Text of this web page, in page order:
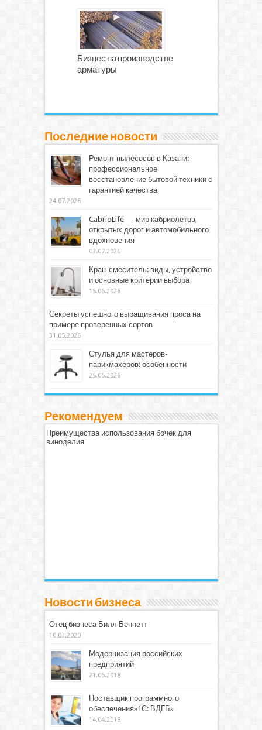
Бизнес на производстве
арматуры
Последние новости
Ремонт пылесосов в Казани:
профессиональное
восстановление бытовой техники с
гарантией качества
24.07.2026
CabrioLife — мир кабриолетов,
открытых дорог и автомобильного
вдохновения
03.07.2026
Кран-смеситель: виды, устройство
и основные критерии выбора
15.06.2026
Секреты успешного выращивания проса на
примере проверенных сортов
31.05.2026
Стулья для мастеров-
парикмахеров: особенности
25.05.2026
Рекомендуем
Преимущества использования бочек для
виноделия
Новости бизнеса
Отец бизнеса Билл Беннетт
10.03.2020
Модернизация российских
предприятий
21.05.2018
Поставщик программного
обеспечения»1С: ВДГБ»
14.04.2018